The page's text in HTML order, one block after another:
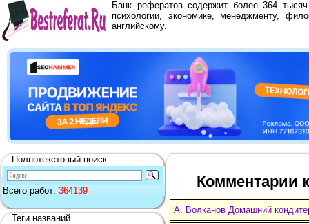
Банк рефератов содержит более 364
психологии, экономике, менеджменту,
английскому.
Полнотекстовый поиск
Всего работ: 364139
Теги названий
Комментарии
А. Волканов Домашний